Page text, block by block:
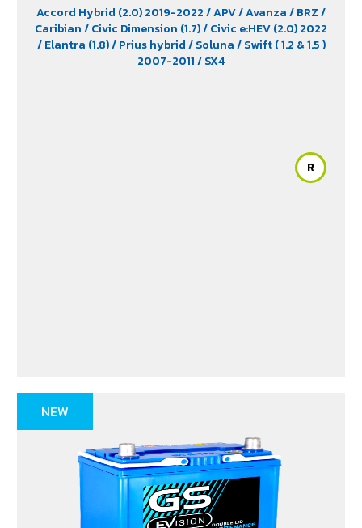
Accord Hybrid (2.0) 2019-2022/ APV/ Avanza/ BRZ/
Caribian/ Civic Dimension (1.7)/ Civic e:HEV (2.0) 2022
/ Elantra (1.8)/ Prius hybrid/ Soluna/ Swift ( 1.2 & 1.5 )
2007-2011/ SX4
R
NEW